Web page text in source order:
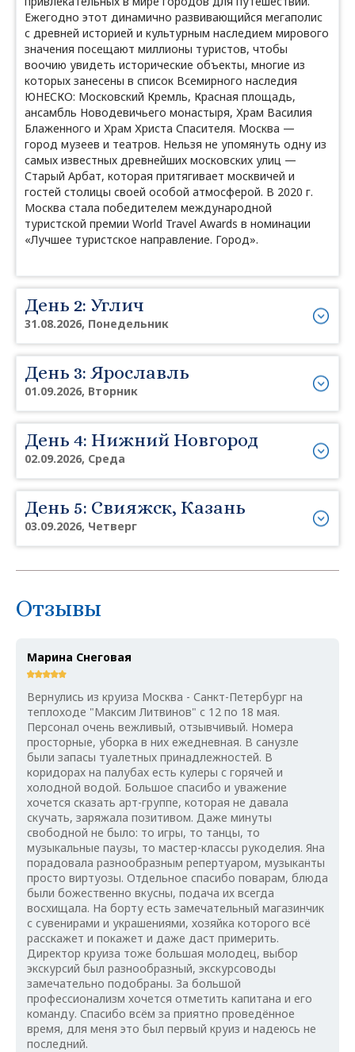
Ежегодно этот динамично развивающийся мегаполис
с древней историей и культурным наследием мирового
значения посещают миллионы туристов, чтобы
воочию увидеть исторические объекты, многие из
которых занесены в список Всемирного наследия
ЮНЕСКО: Московский Кремль, Красная площадь,
ансамбль Новодевичьего монастыря, Храм Василия
Блаженного и Храм Христа Спасителя. Москва —
город музеев и театров. Нельзя не упомянуть одну из
самых известных древнейших московских улиц —
Старый Арбат, которая притягивает москвичей и
гостей столицы своей особой атмосферой. В 2020 г.
Москва стала победителем международной
туристской премии World Travel Awards в номинации
«Лучшее туристское направление. Город».
День 2: Углич
31.08.2026, Понедельник
День 3: Ярославль
01.09.2026, Вторник
День 4: Нижний Новгород
02.09.2026, Среда
День 5: Свияжск, Казань
03.09.2026, Четверг
Отзывы
Марина Снеговая
Вернулись из круиза Москва - Санкт-Петербург на
теплоходе "Максим Литвинов" с 12 по 18 мая.
Персонал очень вежливый, отзывчивый. Номера
просторные, уборка в них ежедневная. В санузле
были запасы туалетных принадлежностей. В
коридорах на палубах есть кулеры с горячей и
холодной водой. Большое спасибо и уважение
хочется сказать арт-группе, которая не давала
скучать, заряжала позитивом. Даже минуты
свободной не было: то игры, то танцы, то
музыкальные паузы, то мастер-классы рукоделия. Яна
порадовала разнообразным репертуаром, музыканты
просто виртуозы. Отдельное спасибо поварам, блюда
были божественно вкусны, подача их всегда
восхищала. На борту есть замечательный магазинчик
с сувенирами и украшениями, хозяйка которого всё
расскажет и покажет и даже даст примерить.
Директор круиза тоже большая молодец, выбор
экскурсий был разнообразный, экскурсоводы
замечательно подобраны. За большой
профессионализм хочется отметить капитана и его
команду. Спасибо всём за приятно проведённое
время, для меня это был первый круиз и надеюсь не
последний.